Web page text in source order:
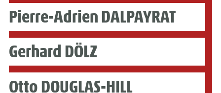
Pierre-Adrien DALPAYRAT
Gerhard DÖLZ
Otto DOUGLAS-HILL